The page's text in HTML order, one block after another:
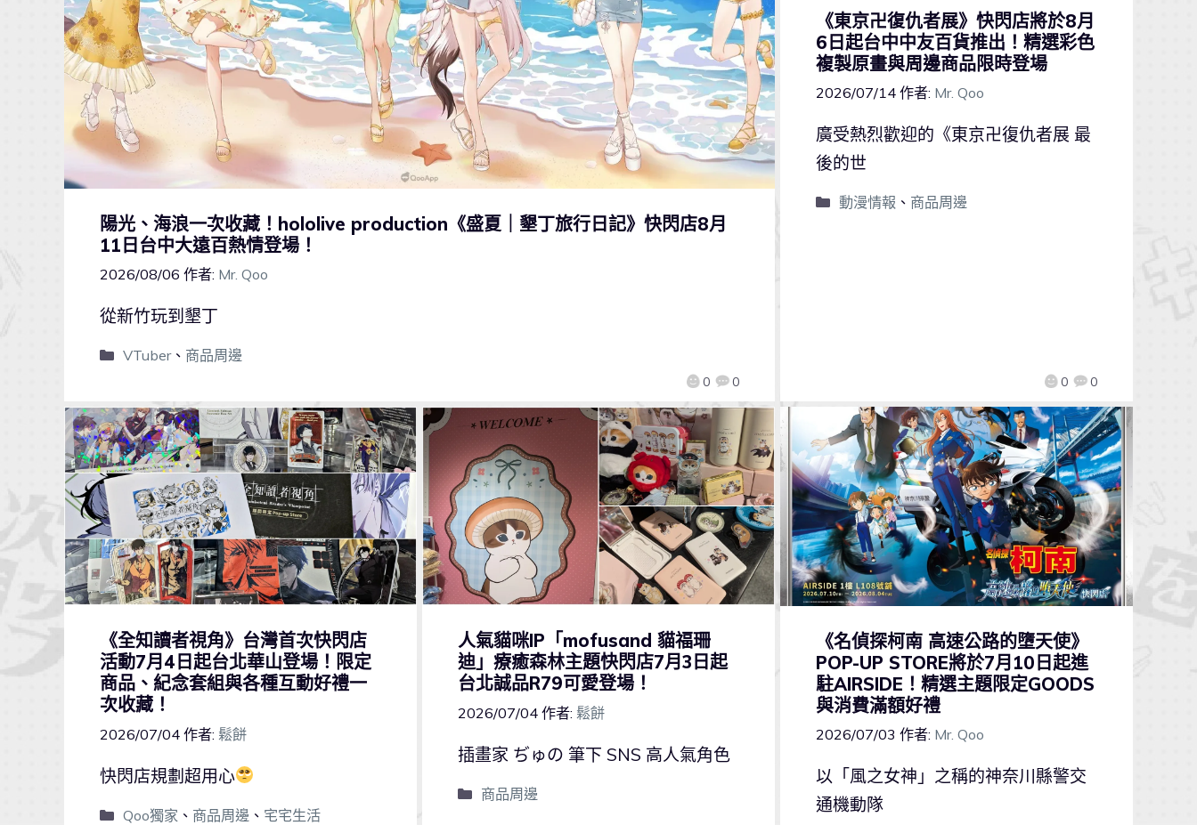
陽光、海浪一次收藏！hololive production《盛夏｜墾丁旅行日記》快閃店8月
11日台中大遠百熱情登場！
2026/08/06 作者: Mr. Qoo
0 0
從新竹玩到墾丁
VTuber、 商品周邊
《東京卍復仇者展》快閃店將於8月
6日起台中中友百貨推出！精選彩色
複製原畫與周邊商品限時登場
2026/07/14 作者: Mr. Qoo
0 0
廣受熱烈歡迎的《東京卍復仇者展 最
後的世
動漫情報 、 商品周邊
《全知讀者視角》台灣首次快閃店
活動7月4日起台北華山登場！限定
商品、紀念套組與各種互動好禮一
次收藏！
2026/07/04 作者: 鬆餅
快閃店規劃超用心
Qoo獨家 、 商品周邊 、 宅宅生活
人氣貓咪IP「mofusand 貓福珊
迪」療癒森林主題快閃店7月3日起
台北誠品R79可愛登場！
2026/07/04 作者: 鬆餅
插畫家 ぢゅの 筆下 SNS 高人氣角色
商品周邊
《名偵探柯南 高速公路的墮天使》
POP-UP STORE將於7月10日起進
駐AIRSIDE！精選主題限定GOODS
與消費滿額好禮
2026/07/03 作者: Mr. Qoo
以「風之女神」之稱的神奈川縣警交
通機動隊